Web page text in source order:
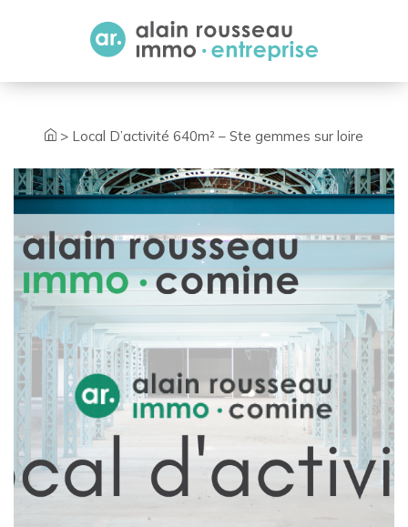
> Local D’activité 640m² – Ste gemmes sur loire